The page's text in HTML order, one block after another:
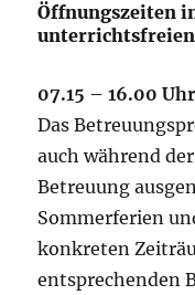
Öffnungszeiten
unterrichtsfreien
07.15 – 16.00 Uhr
Das
auch während
Betreuung
Sommerferien
konkreten
entsprechenden